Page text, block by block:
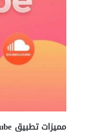
مميزات تطبيق Snaptube :